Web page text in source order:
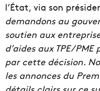
l’État, via son
demandons au
soutien aux
d’aides aux TPE/
par cette décision.
les annonces du